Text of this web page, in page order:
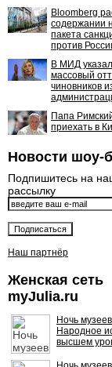
Bloomberg
содержании
пакета
против
В МИД
массовый
чиновников
Папа
приехать в
Новости шоу-
Подпишитесь на
рассылку
Наш партнёр
Женская сеть
myJulia.ru
Ночь
Народное
высшем